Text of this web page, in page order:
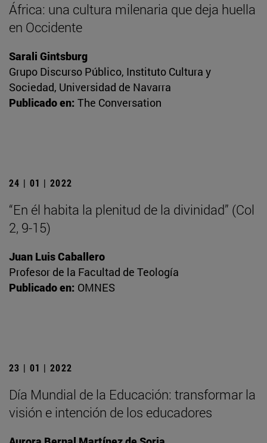
África: una cultura milenaria que deja huella
en Occidente
Sarali Gintsburg
Grupo Discurso Público, Instituto Cultura y
Sociedad, Universidad de Navarra
Publicado en: The Conversation
24 | 01 | 2022
“En él habita la plenitud de la divinidad” (Col
2, 9-15)
Juan Luis Caballero
Profesor de la Facultad de Teología
Publicado en: OMNES
23 | 01 | 2022
Día Mundial de la Educación: transformar la
visión e intención de los educadores